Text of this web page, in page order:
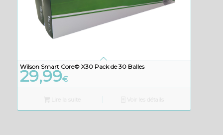
Wilson Smart Core© X30 Pack de 30 Balles
29,99€